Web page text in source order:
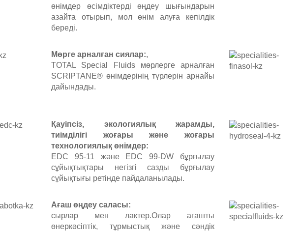
өнімдер өсімдіктерді өңдеу шығындарын
азайта отырып, мол өнім алуға кепілдік
береді.
Мөрге арналған сиялар:,
TOTAL Special Fluids мөрлерге арналған
SCRIPTANE® өнімдерінің түрлерін арнайы
дайындады.
Қауіпсіз, экологиялық жарамды,
тиімділігі жоғары және жоғары
технологиялық өнімдер:
EDC 95-11 және EDC 99-DW бұрғылау
сұйықтықтары негізгі сазды бұрғылау
сұйықтығы ретінде пайдаланылады.
Ағаш өңдеу саласы:
сырлар мен лактер.Олар ағашты
өнеркәсіптік, тұрмыстық және сәндік